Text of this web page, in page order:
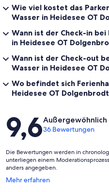
Wie viel kostet das
Wasser in Heidesee OT
Wann ist der Check-in
in Heidesee OT
Wann ist der Check-out
Wasser in Heidesee OT
Wo befindet sich
Heidesee OT
Bewertungen
9,6Außergewöhnlich
36 Bewertungen
Die Bewertungen werden in
unterliegen einem
anders angegeben.
Mehr erfahren
Wird